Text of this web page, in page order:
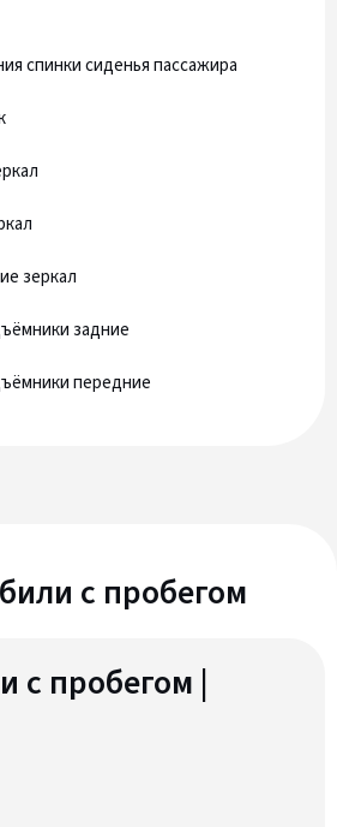
спинки сиденья пассажира
зеркал
задние
передние
c пробегом
с пробегом |